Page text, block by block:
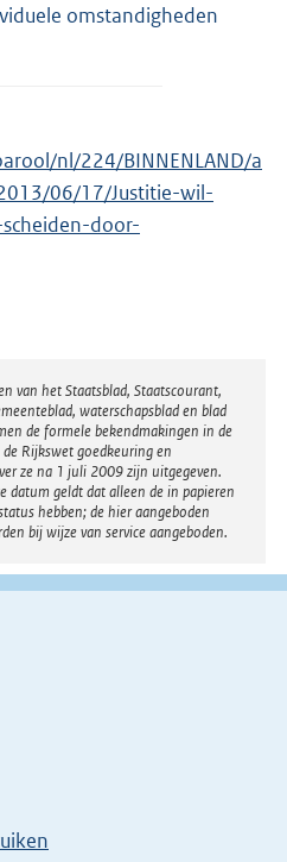
omstandigheden
nl/224/BINNENLAND/a
06/17/Justitie-wil-
door-
van het Staatsblad, Staatscourant,
waterschapsblad en blad
de formele bekendmakingen in de
Rijkswet goedkeuring en
ze na 1 juli 2009 zijn uitgegeven.
datum geldt dat alleen de in papieren
hebben; de hier aangeboden
bij wijze van service aangeboden.